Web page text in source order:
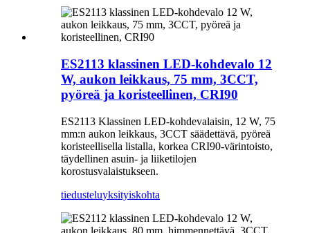
ES2113 klassinen LED-kohdevalo 12
W, aukon leikkaus, 75 mm, 3CCT,
pyöreä ja koristeellinen, CRI90
ES2113 Klassinen LED-kohdevalaisin, 12 W, 75
mm:n aukon leikkaus, 3CCT säädettävä, pyöreä
koristeellisella listalla, korkea CRI90-värintoisto,
täydellinen asuin- ja liiketilojen
korostusvalaistukseen.
tiedusteluyksityiskohta